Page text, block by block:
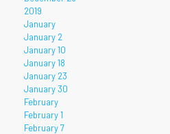
2019
January
January 2
January 10
January 18
January 23
January 30
February
February 1
February 7